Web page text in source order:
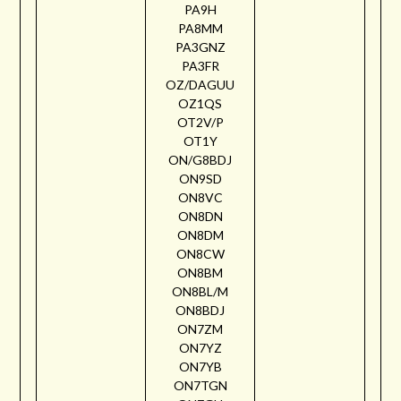
PA9H
PA8MM
PA3GNZ
PA3FR
OZ/DAGUU
OZ1QS
OT2V/P
OT1Y
ON/G8BDJ
ON9SD
ON8VC
ON8DN
ON8DM
ON8CW
ON8BM
ON8BL/M
ON8BDJ
ON7ZM
ON7YZ
ON7YB
ON7TGN